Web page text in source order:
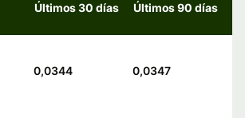
Últimos 30 días Últimos 90 días
0,0344 0,0347